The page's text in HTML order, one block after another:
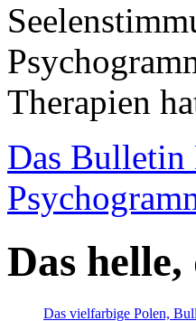
Therapien
Das Bulletin
Das
Das vielfarbige Polen,